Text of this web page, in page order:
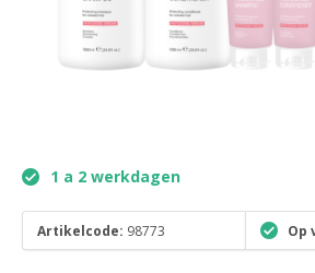
1 a 2 werkdagen
Artikelcode: 98773 Op